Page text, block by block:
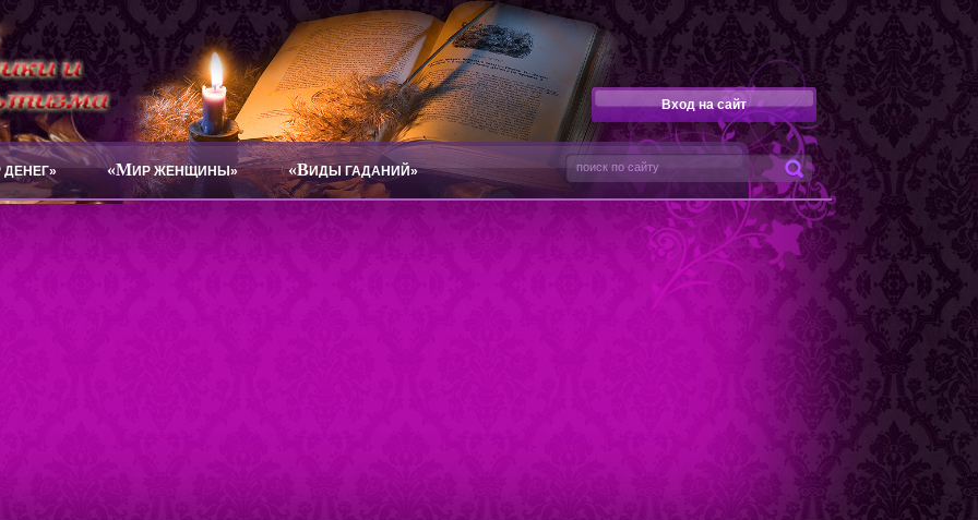
Вход на сайт
ДЕНЕГ» «МИР ЖЕНЩИНЫ» «ВИДЫ ГАДАНИЙ»